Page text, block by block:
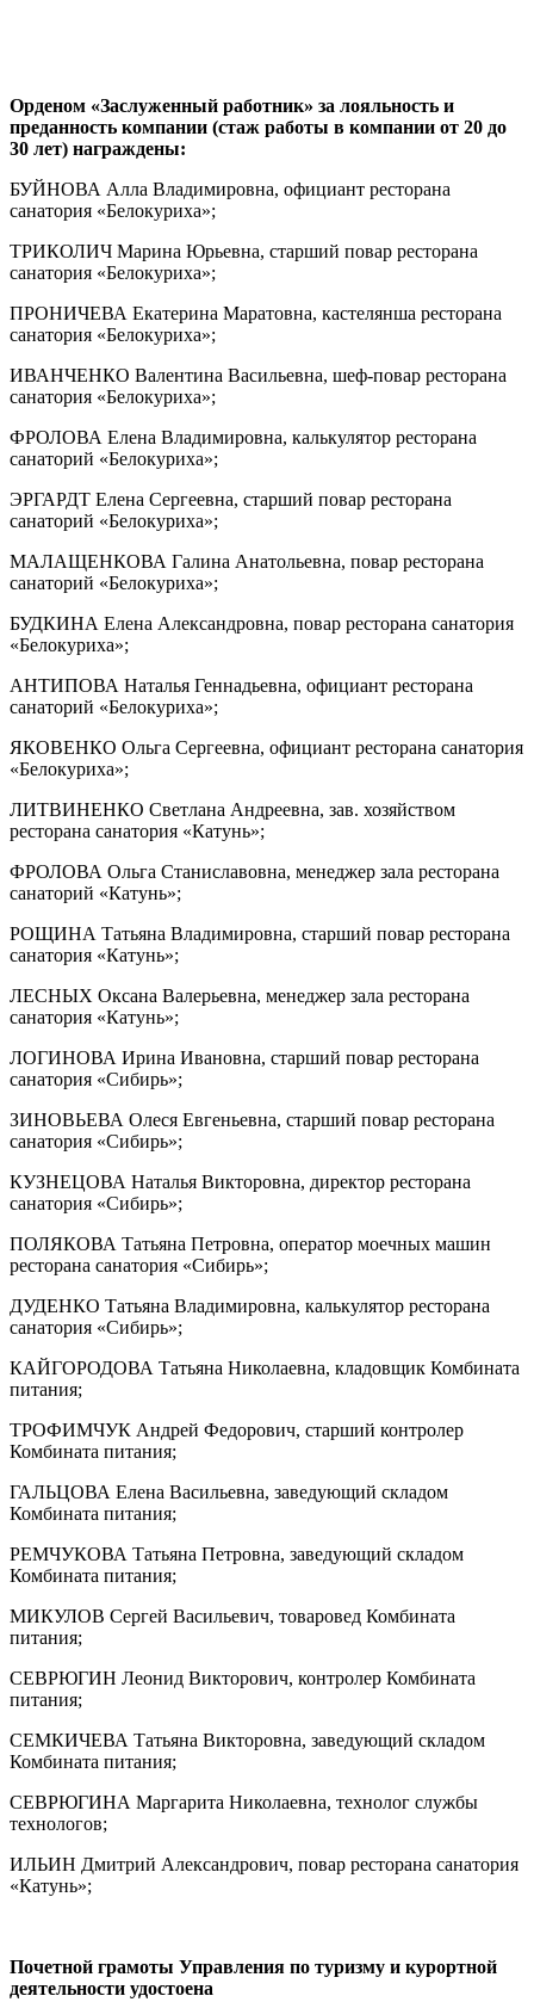
Орденом «Заслуженный работник» за лояльность и
преданность компании (стаж работы в компании от 20 до
30 лет) награждены:
БУЙНОВА Алла Владимировна, официант ресторана
санатория «Белокуриха»;
ТРИКОЛИЧ Марина Юрьевна, старший повар ресторана
санатория «Белокуриха»;
ПРОНИЧЕВА Екатерина Маратовна, кастелянша ресторана
санатория «Белокуриха»;
ИВАНЧЕНКО Валентина Васильевна, шеф-повар ресторана
санатория «Белокуриха»;
ФРОЛОВА Елена Владимировна, калькулятор ресторана
санаторий «Белокуриха»;
ЭРГАРДТ Елена Сергеевна, старший повар ресторана
санаторий «Белокуриха»;
МАЛАЩЕНКОВА Галина Анатольевна, повар ресторана
санаторий «Белокуриха»;
БУДКИНА Елена Александровна, повар ресторана санатория
«Белокуриха»;
АНТИПОВА Наталья Геннадьевна, официант ресторана
санаторий «Белокуриха»;
ЯКОВЕНКО Ольга Сергеевна, официант ресторана санатория
«Белокуриха»;
ЛИТВИНЕНКО Светлана Андреевна, зав. хозяйством
ресторана санатория «Катунь»;
ФРОЛОВА Ольга Станиславовна, менеджер зала ресторана
санаторий «Катунь»;
РОЩИНА Татьяна Владимировна, старший повар ресторана
санатория «Катунь»;
ЛЕСНЫХ Оксана Валерьевна, менеджер зала ресторана
санатория «Катунь»;
ЛОГИНОВА Ирина Ивановна, старший повар ресторана
санатория «Сибирь»;
ЗИНОВЬЕВА Олеся Евгеньевна, старший повар ресторана
санатория «Сибирь»;
КУЗНЕЦОВА Наталья Викторовна, директор ресторана
санатория «Сибирь»;
ПОЛЯКОВА Татьяна Петровна, оператор моечных машин
ресторана санатория «Сибирь»;
ДУДЕНКО Татьяна Владимировна, калькулятор ресторана
санатория «Сибирь»;
КАЙГОРОДОВА Татьяна Николаевна, кладовщик Комбината
питания;
ТРОФИМЧУК Андрей Федорович, старший контролер
Комбината питания;
ГАЛЬЦОВА Елена Васильевна, заведующий складом
Комбината питания;
РЕМЧУКОВА Татьяна Петровна, заведующий складом
Комбината питания;
МИКУЛОВ Сергей Васильевич, товаровед Комбината
питания;
СЕВРЮГИН Леонид Викторович, контролер Комбината
питания;
СЕМКИЧЕВА Татьяна Викторовна, заведующий складом
Комбината питания;
СЕВРЮГИНА Маргарита Николаевна, технолог службы
технологов;
ИЛЬИН Дмитрий Александрович, повар ресторана санатория
«Катунь»;
Почетной грамоты Управления по туризму и курортной
деятельности удостоена